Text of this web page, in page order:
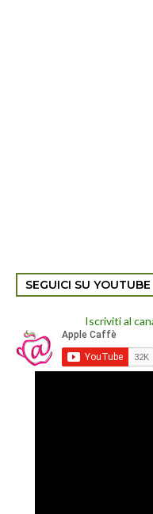
SEGUICI SU YOUTUBE
Iscriviti al